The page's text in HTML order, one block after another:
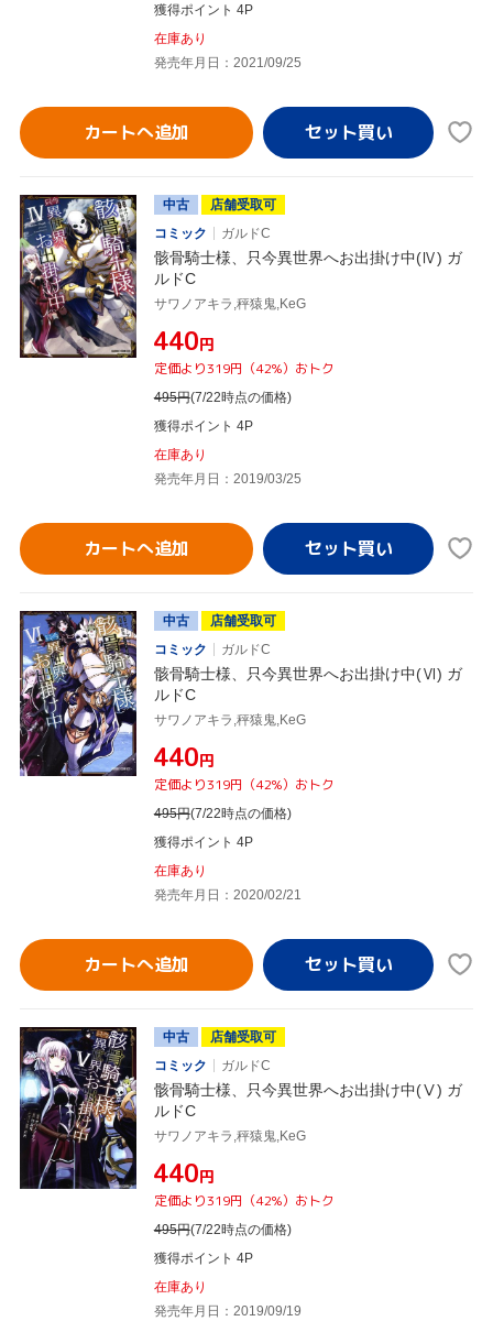
獲得ポイント 4P
在庫あり
発売年月日：2021/09/25
カートへ追加
中古
店舗受取可
コミック
ガルドC
骸骨騎士様、只今異世界へお出掛け中(Ⅳ) ガ
ルドC
サワノアキラ,秤猿鬼,KeG
¥440円
定価より319円（42%）おトク
495円(7/22時点の価格)
獲得ポイント 4P
在庫あり
発売年月日：2019/03/25
カートへ追加
中古
店舗受取可
コミック
ガルドC
骸骨騎士様、只今異世界へお出掛け中(Ⅵ) ガ
ルドC
サワノアキラ,秤猿鬼,KeG
¥440円
定価より319円（42%）おトク
495円(7/22時点の価格)
獲得ポイント 4P
在庫あり
発売年月日：2020/02/21
カートへ追加
中古
店舗受取可
コミック
ガルドC
骸骨騎士様、只今異世界へお出掛け中(Ⅴ) ガ
ルドC
サワノアキラ,秤猿鬼,KeG
¥440円
定価より319円（42%）おトク
495円(7/22時点の価格)
獲得ポイント 4P
在庫あり
発売年月日：2019/09/19